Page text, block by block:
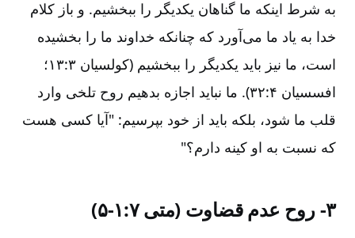
به شرط اینکه ما گناهان یکدیگر را ببخشیم‌. و باز کلام
خدا به یاد ما می‌آورد که چنانکه خداوند ما را بخشیده
است‌، ما نیز باید یکدیگر را ببخشیم (کولسیان ۳:‏۱۳؛
افسسیان ۴:‏۳۲). ما نباید اجازه بدهیم روح تلخی وارد
قلب ما شود، بلکه باید از خود بپرسیم: "آیا کسی هست
که نسبت به او کینه دارم‌؟"
۳-‏ روح عدم قضاوت (متی ۷:‏۱-‏۵)